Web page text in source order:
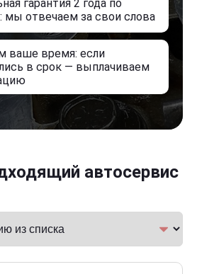
гарантия 2 года по
мы отвечаем за свои слова
ваше время: если
в срок — выплачиваем
автосервис